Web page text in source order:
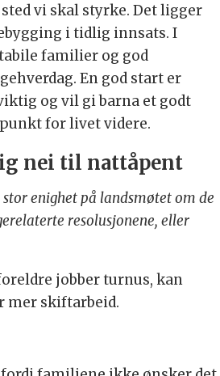
vi skal styrke. Det ligger
i tidlig innsats. I
familier og god
En god start er
og vil gi barna et godt
for livet videre.
nei til nattåpent
enighet på landsmøtet om de
resolusjonene, eller
jobber turnus, kan
mer skiftarbeid.